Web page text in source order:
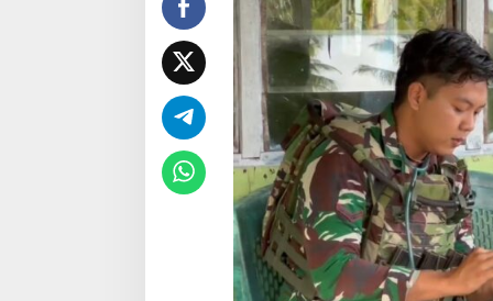
a
O
b
a
t
d
a
n
p
e
d
u